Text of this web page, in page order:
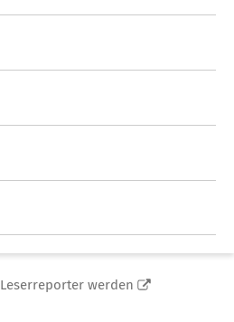
Leserreporter werden